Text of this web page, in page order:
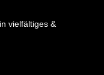
vielfältiges &